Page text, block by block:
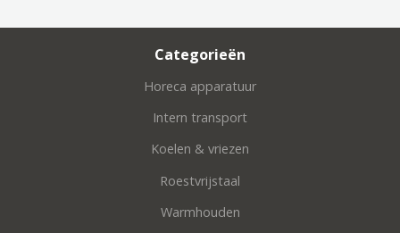
Categorieën
Horeca apparatuur
Intern transport
Koelen & vriezen
Roestvrijstaal
Warmhouden